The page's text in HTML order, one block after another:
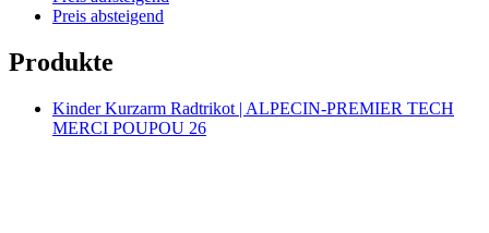
Kinder Kurzarm Radtrikot | ALPECIN-PREMIER TECH